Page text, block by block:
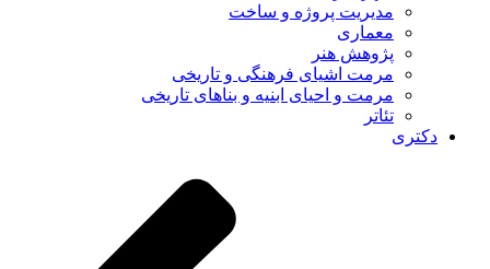
مدیریت پروژه و ساخت
معماری
پژوهش هنر
مرمت اشیای فرهنگی و تاریخی
مرمت و احیای ابنیه و بناهای تاریخی
تئاتر
دکتری